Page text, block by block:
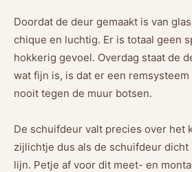
Doordat de deur gemaakt is van
chique en luchtig. Er is totaal geen
hokkerig gevoel. Overdag staat de
wat fijn is, is dat er een
nooit tegen de muur botsen.
De schuifdeur valt precies over het
zijlichtje dus als de schuifdeur dicht
lijn. Petje af voor dit meet- en